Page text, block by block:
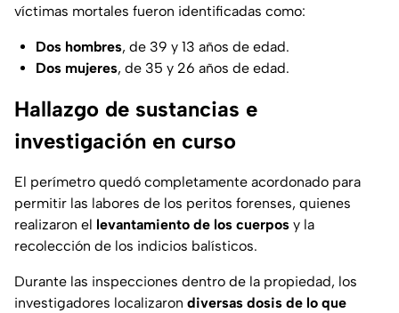
víctimas mortales fueron identificadas como:
Dos hombres, de 39 y 13 años de edad.
Dos mujeres, de 35 y 26 años de edad.
Hallazgo de sustancias e
investigación en curso
El perímetro quedó completamente acordonado para
permitir las labores de los peritos forenses, quienes
realizaron el levantamiento de los cuerpos y la
recolección de los indicios balísticos.
Durante las inspecciones dentro de la propiedad, los
investigadores localizaron diversas dosis de lo que